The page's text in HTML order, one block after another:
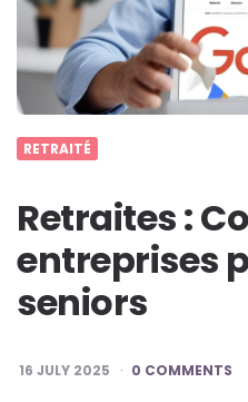
RETRAITÉ
Retraites :
entreprises
seniors
16 JULY 2025 0 COMMENTS